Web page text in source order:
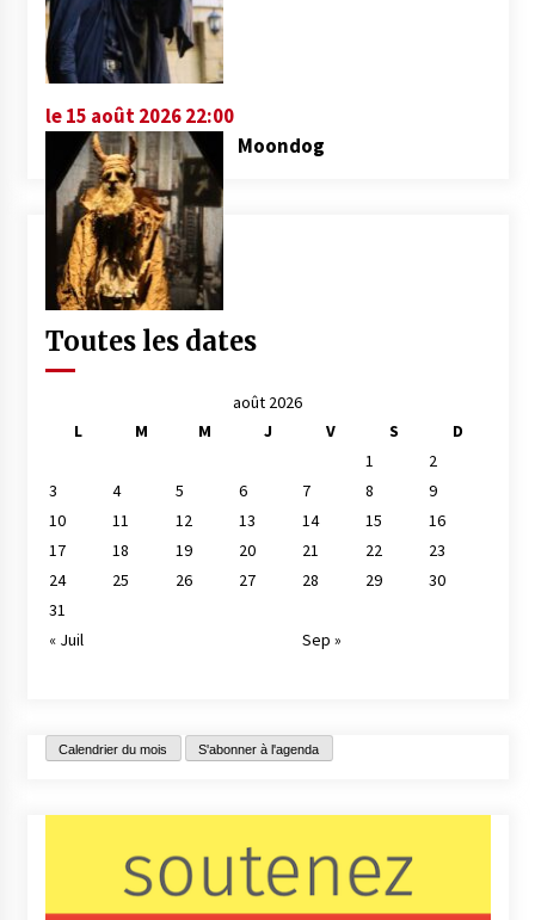
le 15 août 2026 22:00
Moondog
Toutes les dates
août 2026
L
M M J V S
D
1
2
3
4 5 6 7 8
9
10
11 12 13 14 15
16
17
18 19 20 21 22
23
24
25 26 27 28 29
30
31
« Juil
Sep »
Calendrier du mois S'abonner à l'agenda